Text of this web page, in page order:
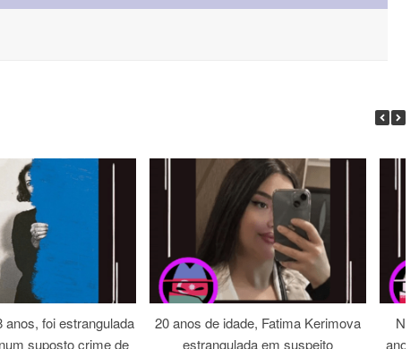
anos, foi estrangulada
suposto crime de
20 anos de idade, Fatima Kerimova
estrangulada em suspeito
anos